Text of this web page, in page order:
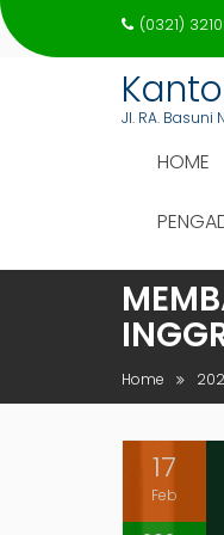
Skip
to
(0321)
Jl. RA. Basuni
HOME
Home
17
Feb